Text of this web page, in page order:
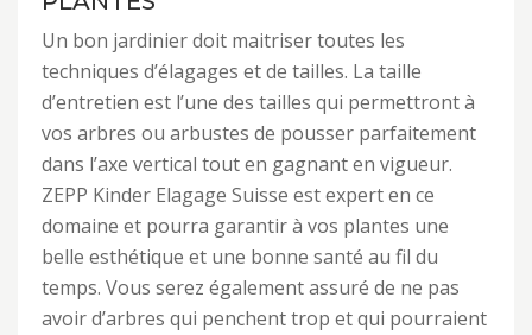
Un bon jardinier doit maitriser toutes les
techniques d’élagages et de tailles. La taille
d’entretien est l’une des tailles qui permettront à
vos arbres ou arbustes de pousser parfaitement
dans l’axe vertical tout en gagnant en vigueur.
ZEPP Kinder Elagage Suisse est expert en ce
domaine et pourra garantir à vos plantes une
belle esthétique et une bonne santé au fil du
temps. Vous serez également assuré de ne pas
avoir d’arbres qui penchent trop et qui pourraient